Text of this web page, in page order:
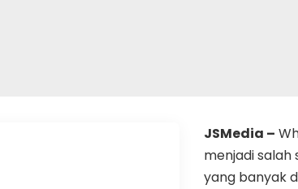
JSMedia –
menjadi salah
yang banyak